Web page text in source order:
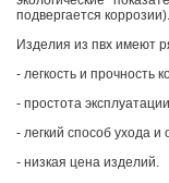
подвергается коррозии).
Изделия из пвх имеют
- легкость и прочность
- простота
- легкий способ ухода и
- низкая цена изделий.